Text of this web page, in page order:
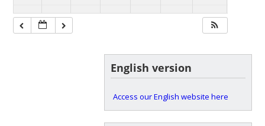
English version
Access our English website here